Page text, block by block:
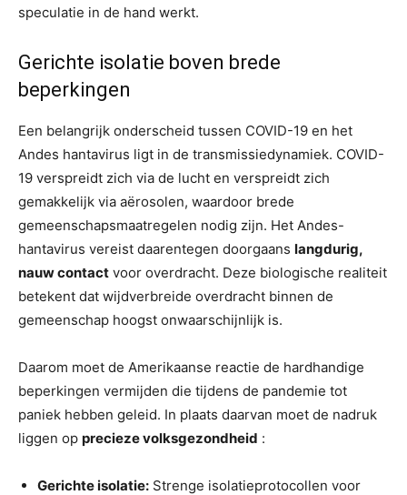
speculatie in de hand werkt.
Gerichte isolatie boven brede
beperkingen
Een belangrijk onderscheid tussen COVID-19 en het
Andes hantavirus ligt in de transmissiedynamiek. COVID-
19 verspreidt zich via de lucht en verspreidt zich
gemakkelijk via aërosolen, waardoor brede
gemeenschapsmaatregelen nodig zijn. Het Andes-
hantavirus vereist daarentegen doorgaans langdurig,
nauw contact voor overdracht. Deze biologische realiteit
betekent dat wijdverbreide overdracht binnen de
gemeenschap hoogst onwaarschijnlijk is.
Daarom moet de Amerikaanse reactie de hardhandige
beperkingen vermijden die tijdens de pandemie tot
paniek hebben geleid. In plaats daarvan moet de nadruk
liggen op precieze volksgezondheid :
Gerichte isolatie: Strenge isolatieprotocollen voor